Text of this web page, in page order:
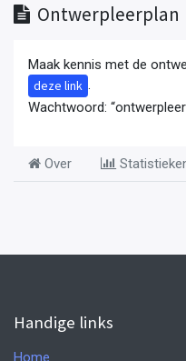
Ontwerpleerplan
Maak kennis met de
deze link .
Wachtwoord:
Over
Handige links
Home